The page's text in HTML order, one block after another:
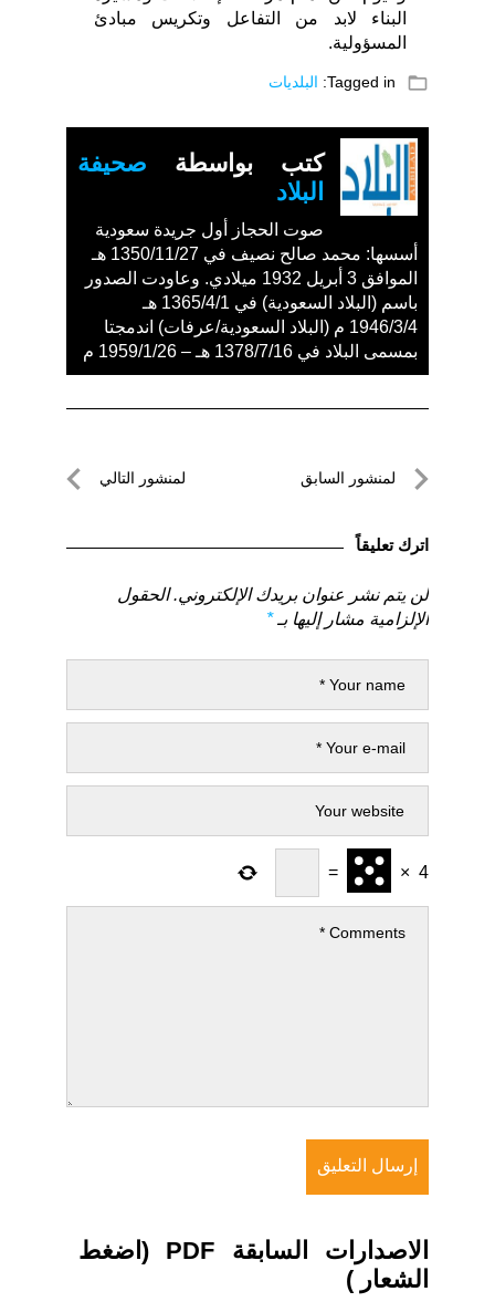
البناء لابد من التفاعل وتكريس مبادئ
المسؤولية.
folder_open
Tagged in: البلديات
كتب بواسطة صحيفة
البلاد
صوت الحجاز أول جريدة سعودية
أسسها: محمد صالح نصيف في 1350/11/27 هـ
الموافق 3 أبريل 1932 ميلادي. وعاودت الصدور
باسم (البلاد السعودية) في 1365/4/1 هـ
1946/3/4 م (البلاد السعودية/عرفات) اندمجتا
بمسمى البلاد في 1378/7/16 هـ – 1959/1/26 م
تصفّحلمنشور السابق
السابق
لمنشور التالي
اترك تعليقاً
لن يتم نشر عنوان بريدك الإلكتروني. الحقول
الإلزامية مشار إليها بـ*
4
×
=
الاصدارات السابقة PDF (اضغط
الشعار )